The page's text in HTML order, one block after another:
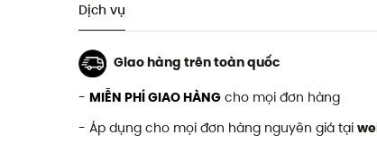
Dịch vụ
Giao hàng trên toàn quốc
- MIỄN PHÍ GIAO HÀNG cho mọi đơn hàng
- Áp dụng cho mọi đơn hàng nguyên giá tại